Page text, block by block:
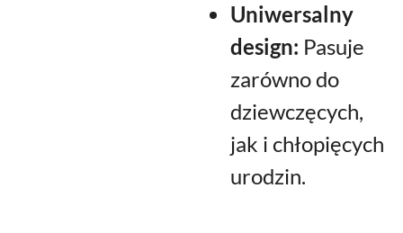
Uniwersalny
design: Pasuje
zarówno do
dziewczęcych,
jak i chłopięcych
urodzin.